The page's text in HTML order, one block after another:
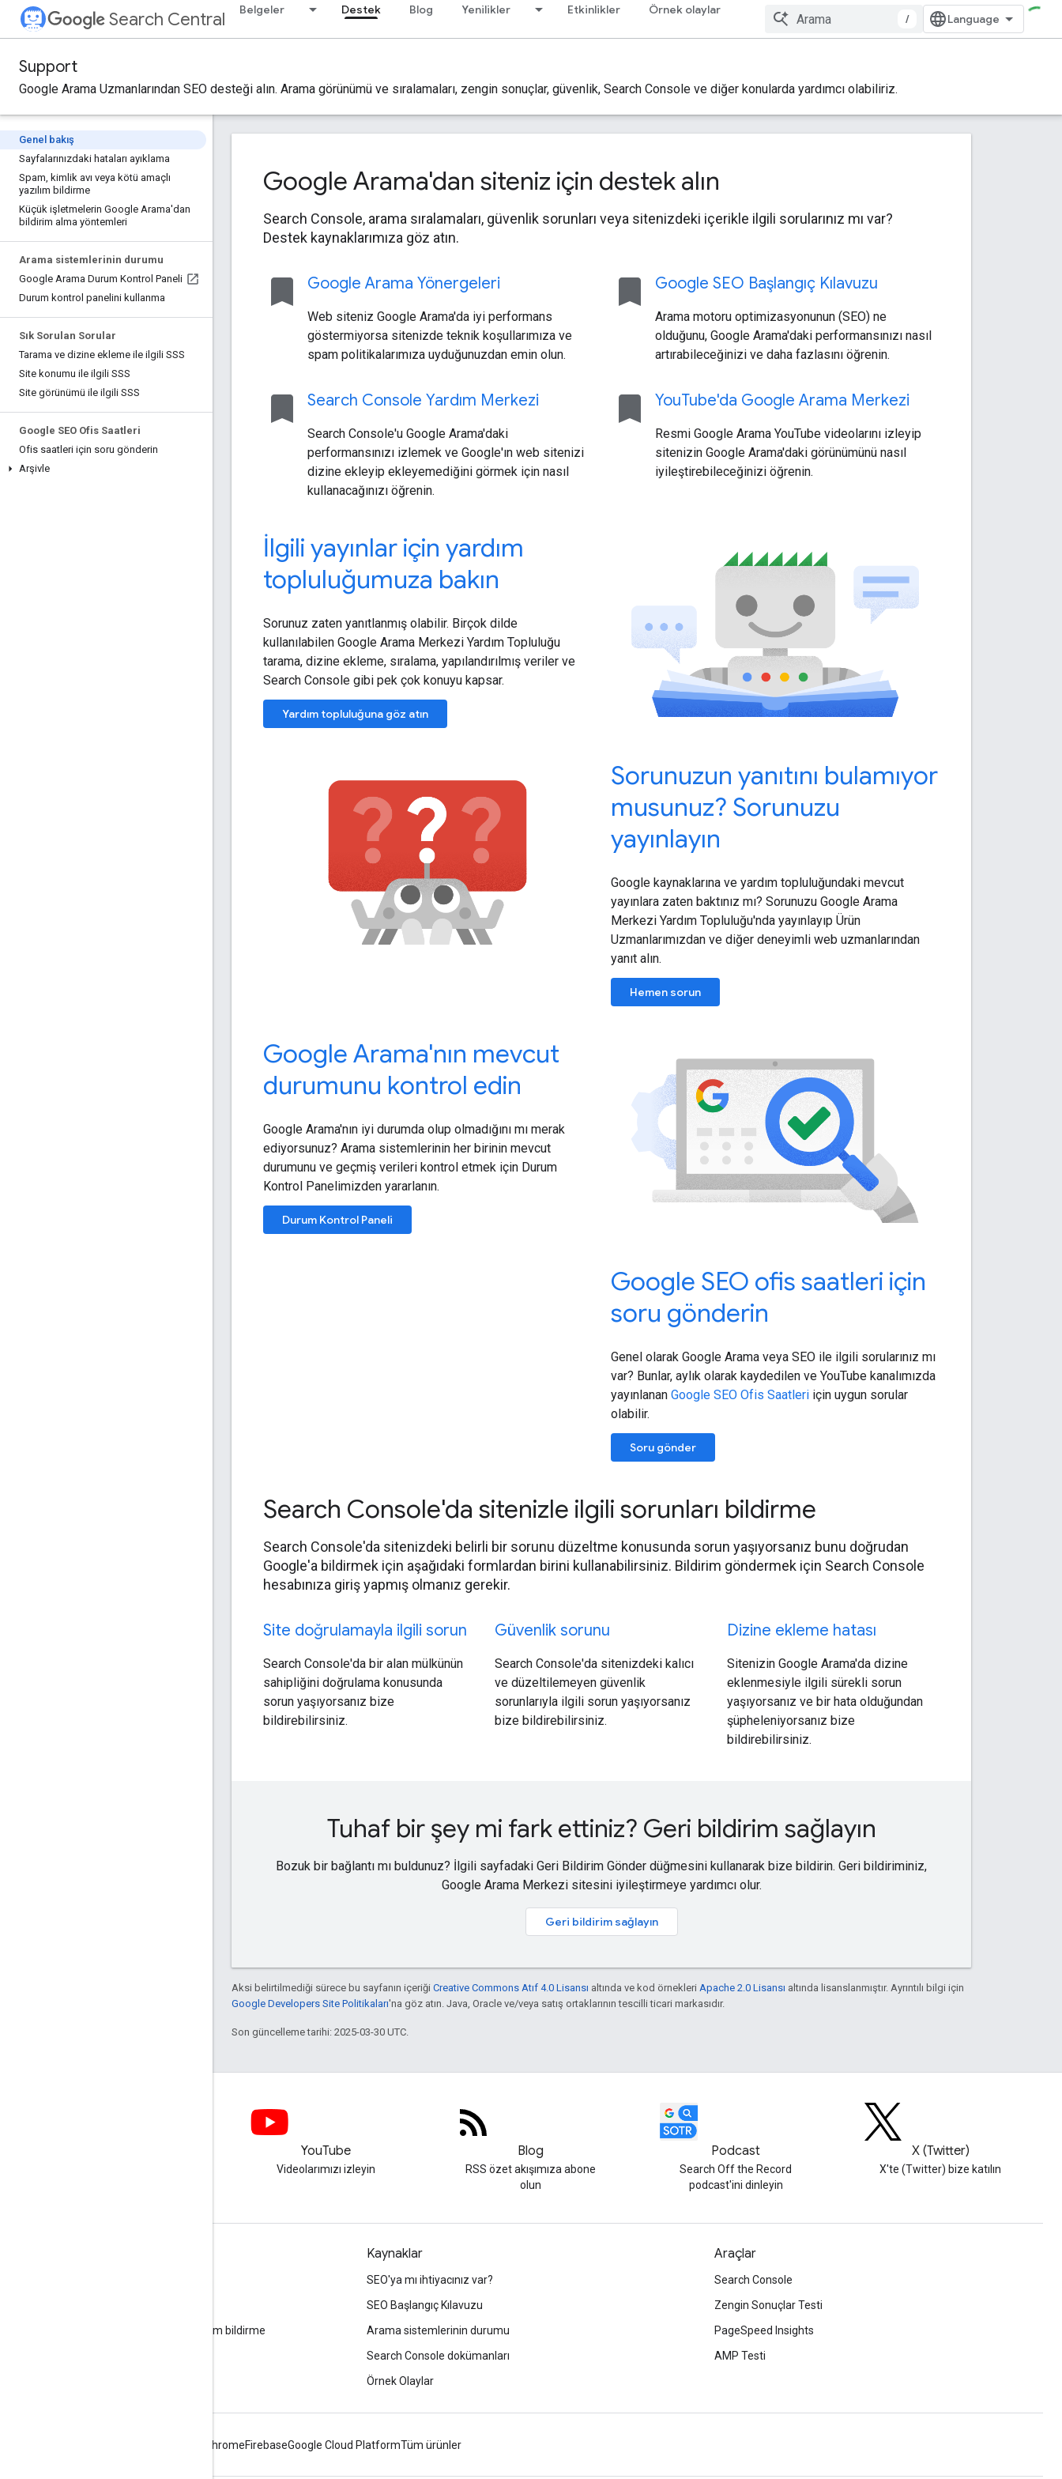
Search Central Belgeler Destek Blog Yenilikler Etkinlikler Örnek olaylar
/
Support
Google Arama Uzmanlarından SEO desteği alın. Arama görünümü ve sıralamaları, zengin sonuçlar, güvenlik, Search Console ve diğer konularda yardımcı olabiliriz.
Genel bakış
Sayfalarınızdaki hataları ayıklama
Spam, kimlik avı veya kötü amaçlı
yazılım bildirme
Küçük işletmelerin Google Arama'dan
bildirim alma yöntemleri
Arama sistemlerinin durumu
Google Arama Durum Kontrol Paneli
Durum kontrol panelini kullanma
Sık Sorulan Sorular
Tarama ve dizine ekleme ile ilgili SSS
Site konumu ile ilgili SSS
Site görünümü ile ilgili SSS
Google SEO Ofis Saatleri
Ofis saatleri için soru gönderin
Arşivle
Google Arama'dan siteniz için destek alın
Search Console, arama sıralamaları, güvenlik sorunları veya sitenizdeki içerikle ilgili sorularınız mı var?
Destek kaynaklarımıza göz atın.
bookmark Google Arama Yönergeleri
Web siteniz Google Arama'da iyi performans
göstermiyorsa sitenizde teknik koşullarımıza ve
spam politikalarımıza uyduğunuzdan emin olun.
bookmark Search Console Yardım Merkezi
Search Console'u Google Arama'daki
performansınızı izlemek ve Google'ın web sitenizi
dizine ekleyip ekleyemediğini görmek için nasıl
kullanacağınızı öğrenin.
bookmark Google SEO Başlangıç Kılavuzu
Arama motoru optimizasyonunun (SEO) ne
olduğunu, Google Arama'daki performansınızı nasıl
artırabileceğinizi ve daha fazlasını öğrenin.
bookmark YouTube'da Google Arama Merkezi
Resmi Google Arama YouTube videolarını izleyip
sitenizin Google Arama'daki görünümünü nasıl
iyileştirebileceğinizi öğrenin.
İlgili yayınlar için yardım
topluluğumuza bakın
Sorunuz zaten yanıtlanmış olabilir. Birçok dilde
kullanılabilen Google Arama Merkezi Yardım Topluluğu
tarama, dizine ekleme, sıralama, yapılandırılmış veriler ve
Search Console gibi pek çok konuyu kapsar.
Yardım topluluğuna göz atın
Sorunuzun yanıtını bulamıyor
musunuz? Sorunuzu
yayınlayın
Google kaynaklarına ve yardım topluluğundaki mevcut
yayınlara zaten baktınız mı? Sorunuzu Google Arama
Merkezi Yardım Topluluğu'nda yayınlayıp Ürün
Uzmanlarımızdan ve diğer deneyimli web uzmanlarından
yanıt alın.
Hemen sorun
Google Arama'nın mevcut
durumunu kontrol edin
Google Arama'nın iyi durumda olup olmadığını mı merak
ediyorsunuz? Arama sistemlerinin her birinin mevcut
durumunu ve geçmiş verileri kontrol etmek için Durum
Kontrol Panelimizden yararlanın.
Durum Kontrol Paneli
Google SEO ofis saatleri için
soru gönderin
Genel olarak Google Arama veya SEO ile ilgili sorularınız mı
var? Bunlar, aylık olarak kaydedilen ve YouTube kanalımızda
yayınlanan Google SEO Ofis Saatleriiçin uygun sorular
olabilir.
Soru gönder
Search Console'da sitenizle ilgili sorunları bildirme
Search Console'da sitenizdeki belirli bir sorunu düzeltme konusunda sorun yaşıyorsanız bunu doğrudan
Google'a bildirmek için aşağıdaki formlardan birini kullanabilirsiniz. Bildirim göndermek için Search Console
hesabınıza giriş yapmış olmanız gerekir.
Site doğrulamayla ilgili sorun
Search Console'da bir alan mülkünün
sahipliğini doğrulama konusunda
sorun yaşıyorsanız bize
bildirebilirsiniz.
Güvenlik sorunu
Search Console'da sitenizdeki kalıcı
ve düzeltilemeyen güvenlik
sorunlarıyla ilgili sorun yaşıyorsanız
bize bildirebilirsiniz.
Dizine ekleme hatası
Sitenizin Google Arama'da dizine
eklenmesiyle ilgili sürekli sorun
yaşıyorsanız ve bir hata olduğundan
şüpheleniyorsanız bize
bildirebilirsiniz.
Tuhaf bir şey mi fark ettiniz? Geri bildirim sağlayın
Bozuk bir bağlantı mı buldunuz? İlgili sayfadaki Geri Bildirim Gönder düğmesini kullanarak bize bildirin. Geri bildiriminiz,
Google Arama Merkezi sitesini iyileştirmeye yardımcı olur.
Geri bildirim sağlayın
Aksi belirtilmediği sürece bu sayfanın içeriği Creative Commons Atıf 4.0 Lisansı altında ve kod örnekleri Apache 2.0 Lisansı altında lisanslanmıştır. Ayrıntılı bilgi için
Google Developers Site Politikaları'na göz atın. Java, Oracle ve/veya satış ortaklarının tescilli ticari markasıdır.
Son güncelleme tarihi: 2025-03-30 UTC.
YouTube
Videolarımızı izleyin
Blog
RSS özet akışımıza abone
olun
Podcast
Search Off the Record
podcast'ini dinleyin
X (Twitter)
X'te (Twitter) bize katılın
Spam, kimlik avı veya kötü amaçlı yazılım bildirme
Kaynaklar
SEO'ya mı ihtiyacınız var?
SEO Başlangıç Kılavuzu
Arama sistemlerinin durumu
Search Console dokümanları
Örnek Olaylar
Araçlar
Search Console
Zengin Sonuçlar Testi
PageSpeed Insights
AMP Testi
ChromeFirebaseGoogle Cloud PlatformTüm ürünler